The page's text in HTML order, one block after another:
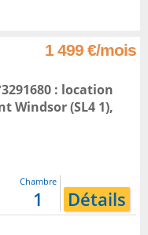
1 499 €/mois
: location
Windsor(SL4 1),
Chambre
1 Détails